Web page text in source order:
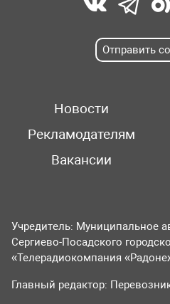
Отправить
Новости
Рекламодателям
Вакансии
Учредитель: Муниципальное
Сергиево-Посадского
«Телерадиокомпания
Главный редактор: